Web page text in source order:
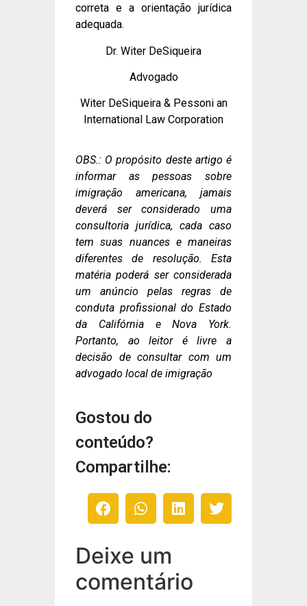
correta e a orientação jurídica
adequada.
Dr. Witer DeSiqueira
Advogado
Witer DeSiqueira & Pessoni an
International Law Corporation
OBS.: O propósito deste artigo é
informar as pessoas sobre
imigração americana, jamais
deverá ser considerado uma
consultoria jurídica, cada caso
tem suas nuances e maneiras
diferentes de resolução. Esta
matéria poderá ser considerada
um anúncio pelas regras de
conduta profissional do Estado
da Califórnia e Nova York.
Portanto, ao leitor é livre a
decisão de consultar com um
advogado local de imigração
Gostou do
conteúdo?
Compartilhe:
Deixe um
comentário